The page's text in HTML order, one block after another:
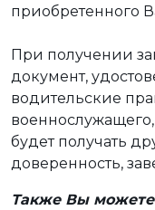
приобретенного
При получении
документ,
водительские
военнослужащего,
будет получать
доверенность,
Также Вы можете